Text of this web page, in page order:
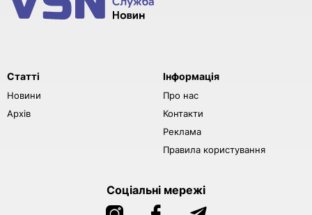
Статті
Новини
Архів
Інформація
Про нас
Контакти
Реклама
Правила користування
Соціальні мережі